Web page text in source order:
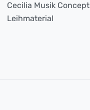
Cecilia Musik Concept
Leihmaterial